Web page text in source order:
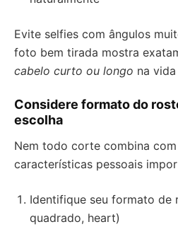
Evite selfies com ângulos
foto bem tirada mostra
cabelo curto ou longo na
Considere formato do
escolha
Nem todo corte combina
características pessoais
Identifique seu formato de
quadrado, heart)